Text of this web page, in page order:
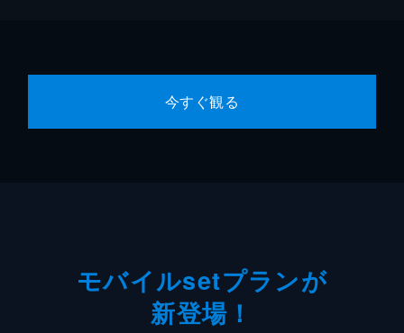
今すぐ観る
モバイルsetプランが
新登場！